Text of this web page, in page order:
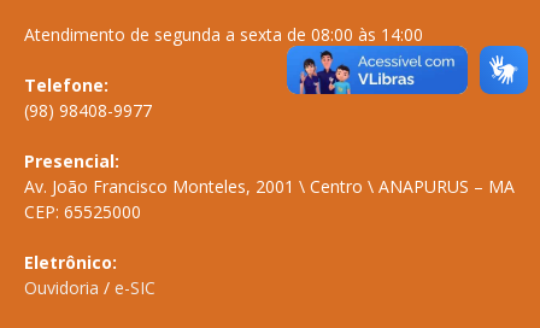
Atendimento de segunda a sexta de 08:00 às 14:00
Telefone:
(98) 98408-9977
Presencial:
Av. João Francisco Monteles, 2001 \ Centro \ ANAPURUS – MA
CEP: 65525000
Eletrônico:
Ouvidoria / e-SIC